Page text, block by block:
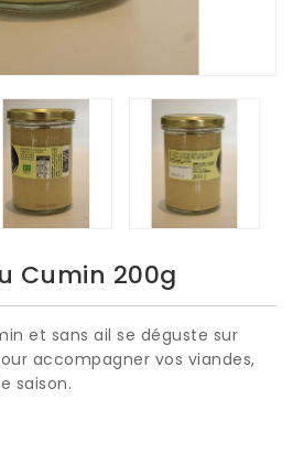
Cumin 200g
et sans ail se déguste sur
accompagner vos viandes,
saison.